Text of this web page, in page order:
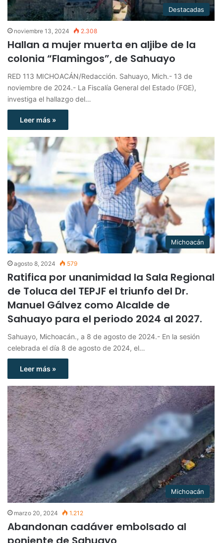
Destacadas
noviembre 13, 2024 2.308
Hallan a mujer muerta en aljibe de la
colonia “Flamingos”, de Sahuayo
RED 113 MICHOACÁN/Redacción. Sahuayo, Mich.- 13 de
noviembre de 2024.- La Fiscalía General del Estado (FGE),
investiga el hallazgo del…
Leer más »
Michoacán
agosto 8, 2024 579
Ratifica por unanimidad la Sala Regional
de Toluca del TEPJF el triunfo del Dr.
Manuel Gálvez como Alcalde de
Sahuayo para el periodo 2024 al 2027.
Sahuayo, Michoacán., a 8 de agosto de 2024.- En la sesión
celebrada el día 8 de agosto de 2024, el…
Leer más »
Michoacán
marzo 20, 2024 1.212
Abandonan cadáver embolsado al